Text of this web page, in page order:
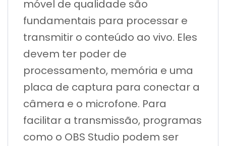
móvel de qualidade são
fundamentais para processar e
transmitir o conteúdo ao vivo. Eles
devem ter poder de
processamento, memória e uma
placa de captura para conectar a
câmera e o microfone. Para
facilitar a transmissão, programas
como o OBS Studio podem ser